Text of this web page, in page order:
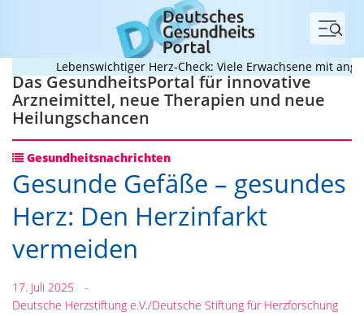
Menü
Lebenswichtiger Herz-Check: Viele Erwachsene mit
Das GesundheitsPortal für innovative
Arzneimittel, neue Therapien und neue
Heilungschancen
Gesundheitsnachrichten
Gesunde Gefäße – gesundes
Herz: Den Herzinfarkt
vermeiden
17. Juli 2025
-
Deutsche Herzstiftung e.V./Deutsche Stiftung für Herzforschung